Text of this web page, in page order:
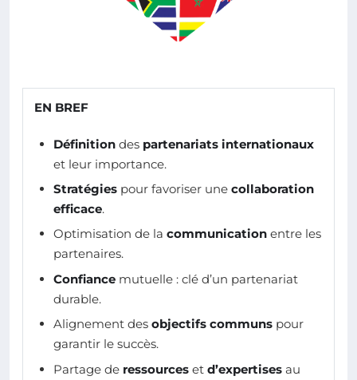
EN BREF
Définition des partenariats internationaux
et leur importance.
Stratégies pour favoriser une collaboration
efficace.
Optimisation de la communication entre les
partenaires.
Confiance mutuelle : clé d’un partenariat
durable.
Alignement des objectifs communs pour
garantir le succès.
Partage de ressources et d’expertises au